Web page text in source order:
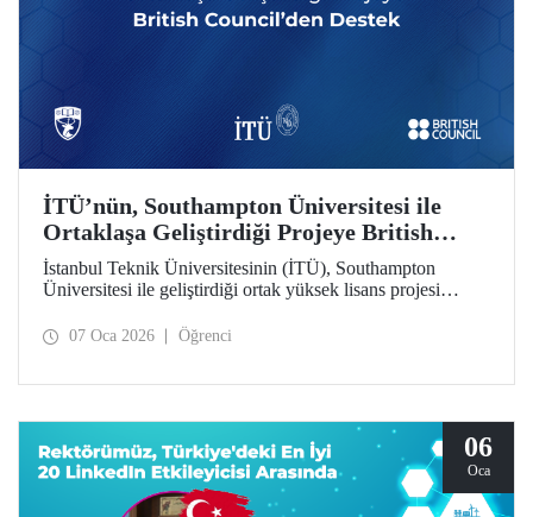
İTÜ’nün, Southampton Üniversitesi ile
Ortaklaşa Geliştirdiği Projeye British
Council’den Destek
İstanbul Teknik Üniversitesinin (İTÜ), Southampton
Üniversitesi ile geliştirdiği ortak yüksek lisans projesi
07 Oca 2026 Öğrenci
06
Oca